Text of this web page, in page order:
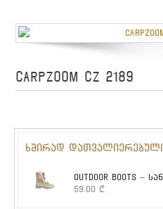
CARPZOOM CZ 2189
ხშირად
OUTDOOR BOOTS –
59.00 ₾